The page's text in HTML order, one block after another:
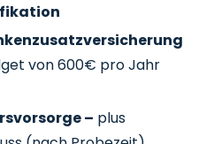
von 600€ pro Jahr
– plus